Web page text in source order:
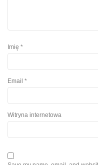
Imię *
Email *
Witryna internetowa